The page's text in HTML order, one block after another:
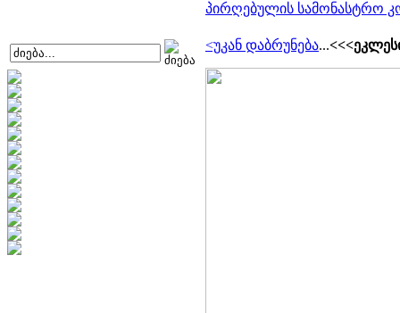
პირღებულის სამონასტრო
<უკან დაბრუნება...